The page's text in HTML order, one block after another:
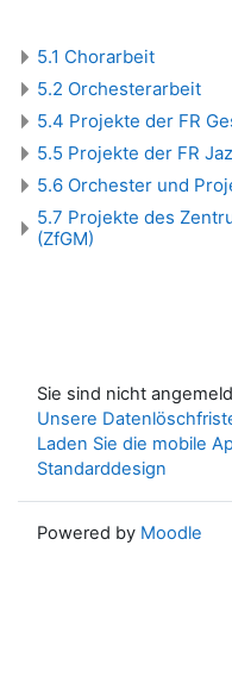
5.1 Chorarbeit
5.2 Orchesterarbeit
5.4 Projekte der FR
5.5 Projekte der FR
5.6 Orchester und
5.7 Projekte des
(ZfGM)
Sie sind nicht
Unsere
Laden Sie die mobile
Standarddesign
Powered by Moodle